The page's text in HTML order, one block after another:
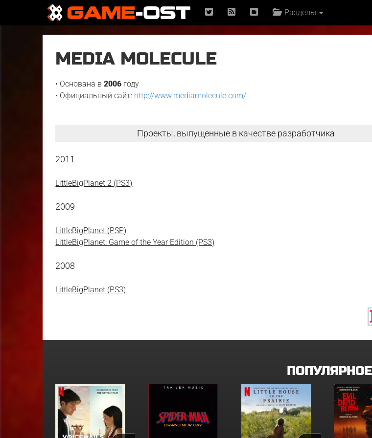
Разделы
MEDIA MOLECULE
• Основана в2006 году
• Официальный сайт: http://www.mediamolecule.com/
Проекты, выпущенные в качестве разработчика
2011
LittleBigPlanet 2 (PS3)
2009
LittleBigPlanet (PSP)
LittleBigPlanet: Game of the Year Edition (PS3)
2008
LittleBigPlanet (PS3)
ПОПУЛЯРНОЕ